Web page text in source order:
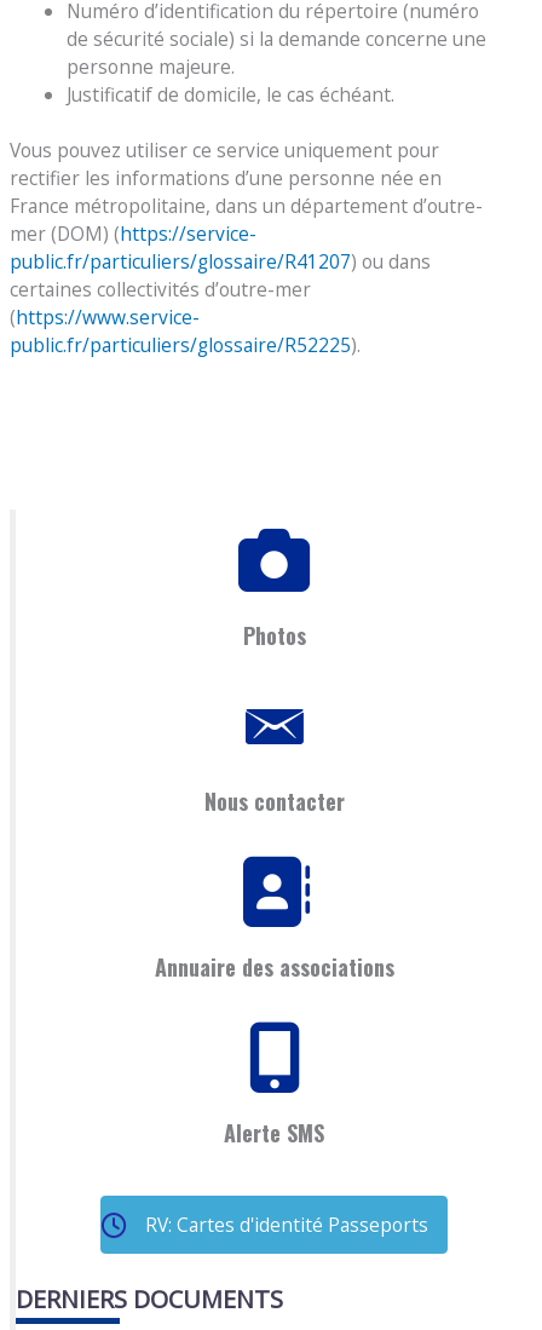
Numéro d’identification du répertoire (numéro
de sécurité sociale) si la demande concerne une
personne majeure.
Justificatif de domicile, le cas échéant.
Vous pouvez utiliser ce service uniquement pour
rectifier les informations d’une personne née en
France métropolitaine, dans un département d’outre-
mer (DOM) (https://service-
public.fr/particuliers/glossaire/R41207) ou dans
certaines collectivités d’outre-mer
(https://www.service-
public.fr/particuliers/glossaire/R52225).
Photos
Nous contacter
Annuaire des associations
Alerte SMS
RV: Cartes d'identité Passeports
DERNIERS DOCUMENTS